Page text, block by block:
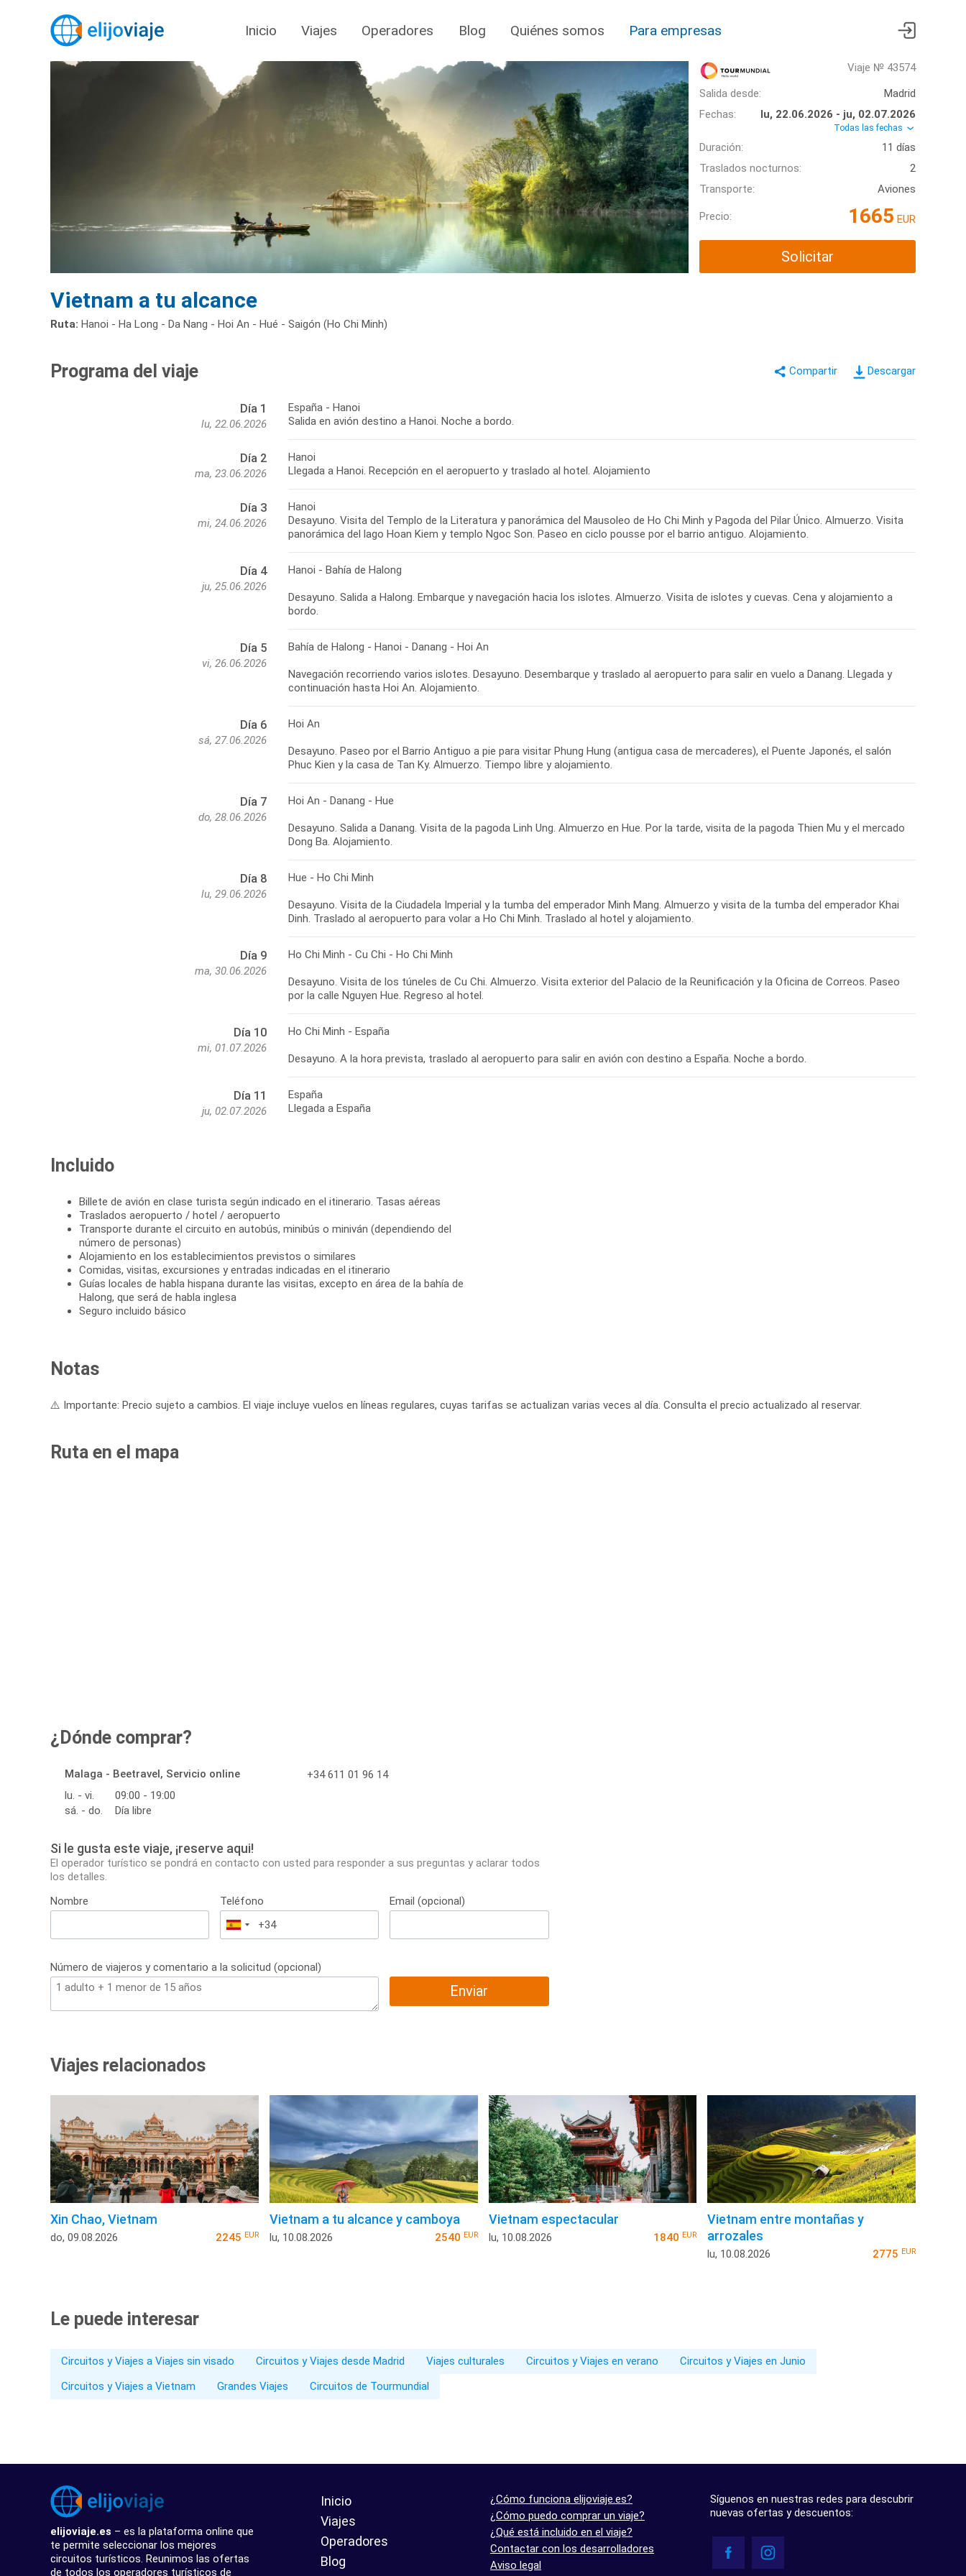
Inicio Viajes Operadores Blog Quiénes somos Para empresas
Viaje № 43574
Salida desde:
Madrid
Fechas:
lu, 22.06.2026 - ju, 02.07.2026
Todas las fechas
Duración:
11 días
Traslados nocturnos:
2
Transporte:
Aviones
Precio: 1665 EUR
Solicitar
Vietnam a tu alcance
Ruta: Hanoi - Ha Long - Da Nang - Hoi An - Hué - Saigón (Ho Chi Minh)
Descargar
Programa del viaje
Día 1
lu, 22.06.2026
España - Hanoi
Salida en avión destino a Hanoi. Noche a bordo.
Día 2
ma, 23.06.2026
Hanoi
Llegada a Hanoi. Recepción en el aeropuerto y traslado al hotel. Alojamiento
Día 3
mi, 24.06.2026
Hanoi
Desayuno. Visita del Templo de la Literatura y panorámica del Mausoleo de Ho Chi Minh y Pagoda del Pilar Único. Almuerzo. Visita
panorámica del lago Hoan Kiem y templo Ngoc Son. Paseo en ciclo pousse por el barrio antiguo. Alojamiento.
Día 4
ju, 25.06.2026
Hanoi - Bahía de Halong
Desayuno. Salida a Halong. Embarque y navegación hacia los islotes. Almuerzo. Visita de islotes y cuevas. Cena y alojamiento a
Día 5
vi, 26.06.2026
Bahía de Halong - Hanoi - Danang - Hoi An
Navegación recorriendo varios islotes. Desayuno. Desembarque y traslado al aeropuerto para salir en vuelo a Danang. Llegada y
Día 6
sá, 27.06.2026
Hoi An
Desayuno. Paseo por el Barrio Antiguo a pie para visitar Phung Hung (antigua casa de mercaderes), el Puente Japonés, el salón
Día 7
do, 28.06.2026
Hoi An - Danang - Hue
Desayuno. Salida a Danang. Visita de la pagoda Linh Ung. Almuerzo en Hue. Por la tarde, visita de la pagoda Thien Mu y el mercado
Día 8
lu, 29.06.2026
Hue - Ho Chi Minh
Desayuno. Visita de la Ciudadela Imperial y la tumba del emperador Minh Mang. Almuerzo y visita de la tumba del emperador Khai
Día 9
ma, 30.06.2026
Ho Chi Minh - Cu Chi - Ho Chi Minh
Desayuno. Visita de los túneles de Cu Chi. Almuerzo. Visita exterior del Palacio de la Reunificación y la Oficina de Correos. Paseo
Día 10
mi, 01.07.2026
Ho Chi Minh - España
Día 11
ju, 02.07.2026
España
Llegada a España
Incluido
Billete de avión en clase turista según indicado en el itinerario. Tasas aéreas
Traslados aeropuerto / hotel / aeropuerto
Transporte durante el circuito en autobús, minibús o miniván (dependiendo del
número de personas)
Alojamiento en los establecimientos previstos o similares
Comidas, visitas, excursiones y entradas indicadas en el itinerario
Guías locales de habla hispana durante las visitas, excepto en área de la bahía de
Halong, que será de habla inglesa
Seguro incluido básico
Notas
⚠️ Importante: Precio sujeto a cambios. El viaje incluye vuelos en líneas regulares, cuyas tarifas se actualizan varias veces al día. Consulta el precio actualizado al reservar.
Ruta en el mapa
¿Dónde comprar?
Malaga - Beetravel, Servicio online
lu. - vi.
09:00 - 19:00
sá. - do.
Día libre
+34 611 01 96 14
Si le gusta este viaje, ¡reserve aqui!
El operador turístico se pondrá en contacto con usted para responder a sus preguntas y aclarar todos
los detalles.
Nombre
Teléfono
España
+34
Email (opcional)
Número de viajeros y comentario a la solicitud (opcional)
Enviar
Viajes relacionados
Xin Chao, Vietnam
do, 09.08.2026 2245 EUR
Vietnam a tu alcance y camboya
lu, 10.08.2026 2540 EUR
Vietnam espectacular
lu, 10.08.2026 1840EUR
Vietnam entre montañas y
arrozales
lu, 10.08.2026 2775 EUR
Le puede interesar
Circuitos y Viajes a Viajes sin visado Circuitos y Viajes desde Madrid Viajes culturales Circuitos y Viajes en verano
Circuitos y Viajes en Junio
Circuitos y Viajes a Vietnam
Grandes Viajes Circuitos de Tourmundial
elijoviaje.es – es la plataforma online que
te permite seleccionar los mejores
circuitos turísticos. Reunimos las ofertas
de todos los operadores turísticos de
Inicio
Viajes
Operadores
Blog
¿Cómo funciona elijoviaje.es?
¿Cómo puedo comprar un viaje?
¿Qué está incluido en el viaje?
Contactar con los desarrolladores
Aviso legal
Síguenos en nuestras redes para descubrir
nuevas ofertas y descuentos: